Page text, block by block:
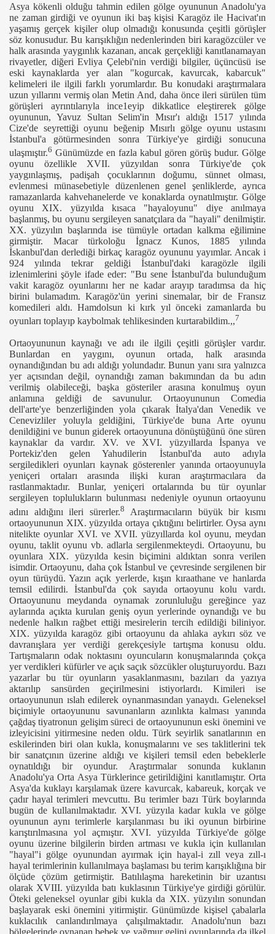
Asya kökenli olduğu tahmin edilen gölge oyununun Anadolu'ya
ne zaman girdiği ve oyunun iki baş kişisi Karagöz ile Hacivat'ın
yaşamış gerçek kişiler olup olmadığı konusunda çeşitli görüşler
söz konusudur. Bu karışıklığın nedenlerinden biri karagözcüler ve
halk arasında yaygınlık kazanan, ancak gerçekliği kanıtlanamayan
rivayetler, diğeri Evliya Çelebi'nin verdiği bilgiler, üçüncüsü ise
eski kaynaklarda yer alan "kogurcak, kavurcak, kabarcuk"
kelimeleri ile ilgili farklı yorumlardır. Bu konudaki araştırmalara
uzun yıllarını vermiş olan Metin And, daha önce ileri sürülen tüm
görüşleri ayrıntılarıyla ince1eyip dikkatlice eleştirerek gölge
oyununun, Yavuz Sultan Selim'in Mısır'ı aldığı 1517 yılında
Cize'de seyrettiği oyunu beğenip Mısırlı gölge oyunu ustasını
İstanbul'a götürmesinden sonra Türkiye'ye girdiği sonucuna
ulaşmıştır.6 Günümüzde en fazla kabul gören görüş budur. Gölge
oyunu özellikle XVII. yüzyıldan sonra Türkiye'de çok
yaygınlaşmış, padişah çocuklarının doğumu, sünnet olması,
evlenmesi münasebetiyle düzenlenen genel şenliklerde, ayrıca
ramazanlarda kahvehanelerde ve konaklarda oynatılmıştır. Gölge
oyunu XIX. yüzyılda kısaca "hayaloyunu" diye anılmaya
başlanmış, bu oyunu sergileyen sanatçılara da "hayali" denilmiştir.
XX. yüzyılın başlarında ise tümüyle ortadan kalkma eğilimine
girmiştir. Macar türkoloğu İgnacz Kunos, 1885 yılında
İskanbul'dan derlediği birkaç karagöz oyununu yayımlar. Ancak i
924 yılında tekrar geldiği İstanbul'daki karagözle ilgili
izlenimlerini şöyle ifade eder: "Bu sene İstanbul'da bulunduğum
vakit karagöz oyunlarını her ne kadar arayıp taradımsa da hiç
birini bulamadım. Karagöz'ün yerini sinemalar, bir de Fransız
komedileri aldı. Hamdolsun ki kırk yıl önceki zamanlarda bu
oyunları toplayıp kaybolmak tehlikesinden kurtarabildim.,,7
Ortaoyununun kaynağı ve adı ile ilgili çeşitli görüşler vardır.
Bunlardan en yaygını, oyunun ortada, halk arasında
oynandığından bu adı aldığı yolundadır. Bunun yanı sıra yalnızca
yer açısından değil, oynandığı zaman bakımından da bu adın
verilmiş olabileceği, başka gösteriler arasına konulmuş oyun
anlamına geldiği de savunulur. Ortaoyununun Comedia
dell'arte'ye benzerliğinden yola çıkarak İtalya'dan Venedik ve
Cenevizliler yoluyla geldiğini, Türkiye'de buna Arte oyunu
denildiğini ve bunun giderek ortaoyununa dönüştüğünü öne süren
kaynaklar da vardır. XV. ve XVI. yüzyıllarda İspanya ve
Portekiz'den gelen Yahudilerin İstanbul'da auto adıyla
sergiledikleri oyunları kaynak gösterenler yanında ortaoyunuyla
yeniçeri ortaları arasında ilişki kuran araştırmacılara da
rastlanmaktadır. Bunlar, yeniçeri ortalarında bu tür oyunlar
sergileyen toplulukların bulunması nedeniyle oyunun ortaoyunu
adını aldığını ileri sürerler.8
Araştırmacıların büyük bir kısmı
ortaoyununun XIX. yüzyılda ortaya çıktığını belirtirler. Oysa aynı
nitelikte oyunlar XVI. ve XVII. yüzyıllarda kol oyunu, meydan
oyunu, taklit oyunu vb. adlarla sergilenmekteydi. Ortaoyunu, bu
oyunlara XIX. yüzyılda kesin biçimini aldıktan sonra verilen
isimdir. Ortaoyunu, daha çok İstanbul ve çevresinde sergilenen bir
oyun türüydü. Yazın açık yerlerde, kışın kıraathane ve hanlarda
temsil edilirdi. İstanbul'da çok sayıda ortaoyunu kolu vardı.
Ortaoyununu meydanda oynamak zorunluluğu gereğince yaz
aylarında açıkta kurulan geniş oyun yerlerinde oynandığı ve bu
nedenle halkın rağbet ettiği mesirelerin tercih edildiği biliniyor.
XIX. yüzyılda karagöz gibi ortaoyunu da ahlaka aykırı söz ve
davranışlara yer verdiği gerekçesiyle tartışma konusu oldu.
Tartışmaların odak noktasını oyuncuların konuşmalarında çokça
yer verdikleri küfürler ve açık saçık sözcükler oluşturuyordu. Bazı
yazarlar bu tür oyunların yasaklanmasını, bazıları da yazıya
aktarılıp sansürden geçirilmesini istiyorlardı. Kimileri ise
ortaoyununun ıslah edilerek oynanmasından yanaydı. Geleneksel
biçimiyle ortaoyununu savunanların azınlıkta kalması yanında
çağdaş tiyatronun gelişim süreci de ortaoyununun eski önemini ve
izleyicisini yitirmesine neden oldu. Türk seyirlik sanatlarının en
eskilerinden biri olan kukla, konuşmalarını ve ses taklitlerini tek
bir sanatçının üzerine aldığı ve kişileri temsil eden bebeklerle
oynatıldığı bir oyundur. Araştırmalar sonunda kuklanın
Anadolu'ya Orta Asya Türklerince getirildiğini kanıtlamıştır. Orta
Asya'da kuklayı karşılamak üzere kavurcak, kabareuk, korçak ve
çadır hayal terimleri mevcuttu. Bu terimler bazı Türk boylarında
bugün de kullanılmaktadır. XVI. yüzyıla kadar kukla ve gölge
oyununun aynı terimlerle karşılanması bu iki oyunun birbirine
karıştırılmasına yol açmıştır. XVI. yüzyılda Türkiye'de gölge
oyunu üzerine bilgilerin birden artması ve kukla için kullanılan
"hayal"i gölge oyunundan ayırmak için hayal-i zıll veya zıll-ı
hayal terimlerinin kullanılmaya başlaması bu terim karışıklığına bir
ölçüde çözüm getirmiştir. Batılılaşma hareketinin bir uzantısı
olarak XVIII. yüzyılda batı kuklasının Türkiye'ye girdiği görülür.
Öteki geleneksel oyunlar gibi kukla da XIX. yüzyılın sonundan
başlayarak eski önemini yitirmiştir. Günümüzde kişisel çabalarla
kuklacılık canlandırılmaya çalışılmaktadır. Anadolu'nun bazı
bölgelerinde oynanan bebek ve yağmur gelini oyunlarında da ilkel